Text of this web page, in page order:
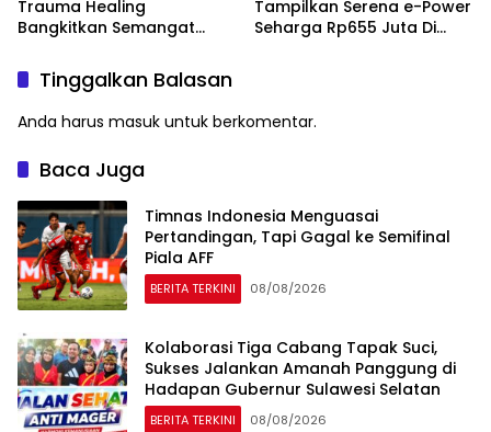
Trauma Healing
Bangkitkan Semangat
Tampilkan Serena e-Power
Seharga Rp655 Juta Di
Tinggalkan Balasan
Anda harus masuk untuk berkomentar.
Baca Juga
Timnas Indonesia Menguasai
Pertandingan, Tapi Gagal ke Semifinal
Piala AFF
BERITA TERKINI 08/08/2026
Kolaborasi Tiga Cabang Tapak Suci,
Sukses Jalankan Amanah Panggung di
Hadapan Gubernur Sulawesi Selatan
BERITA TERKINI 08/08/2026